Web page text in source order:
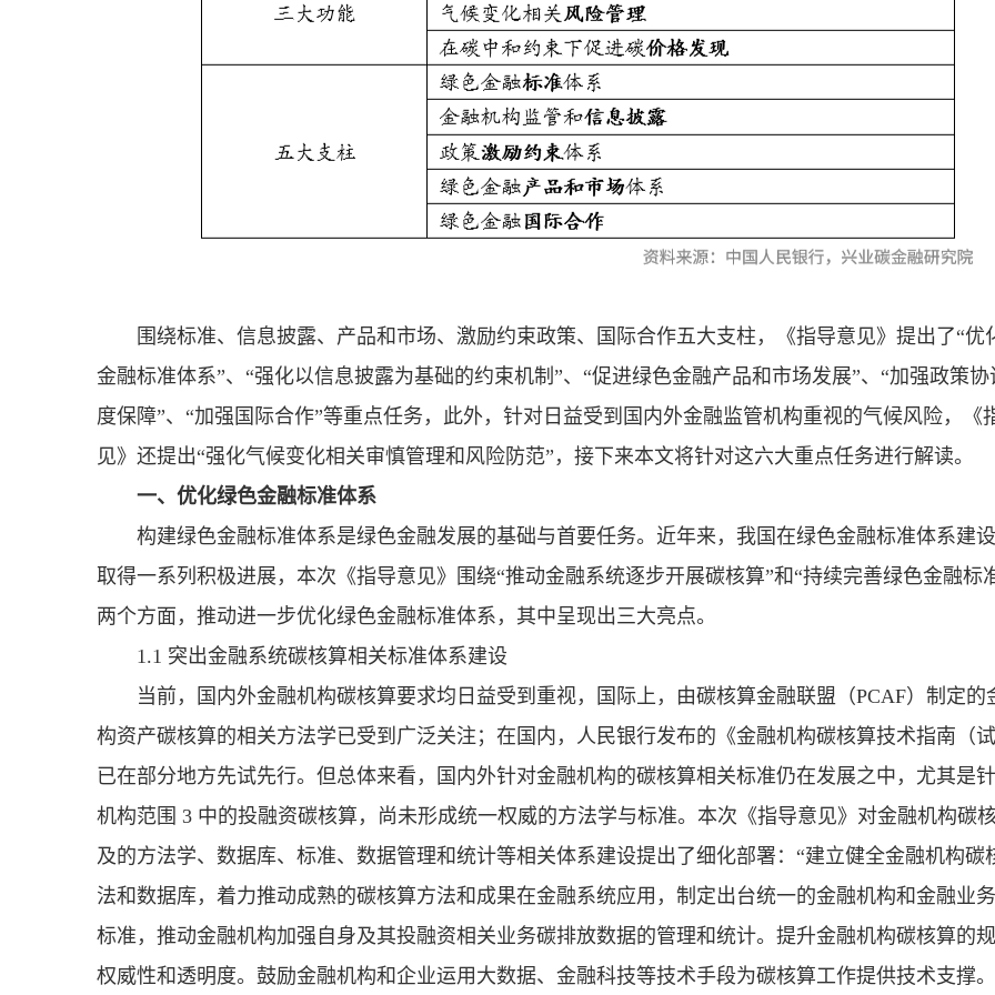
围绕标准、信息披露、产品和市场、激励约束政策、国际合作五大支柱，《指导意见》提出了“优
金融标准体系”、“强化以信息披露为基础的约束机制”、“促进绿色金融产品和市场发展”、“加强政策协
度保障”、“加强国际合作”等重点任务，此外，针对日益受到国内外金融监管机构重视的气候风险，《
见》还提出“强化气候变化相关审慎管理和风险防范”，接下来本文将针对这六大重点任务进行解读。
一、优化绿色金融标准体系
构建绿色金融标准体系是绿色金融发展的基础与首要任务。近年来，我国在绿色金融标准体系建
取得一系列积极进展，本次《指导意见》围绕“推动金融系统逐步开展碳核算”和“持续完善绿色金融标
两个方面，推动进一步优化绿色金融标准体系，其中呈现出三大亮点。
1.1 突出金融系统碳核算相关标准体系建设
当前，国内外金融机构碳核算要求均日益受到重视，国际上，由碳核算金融联盟（PCAF）制定的
构资产碳核算的相关方法学已受到广泛关注；在国内，人民银行发布的《金融机构碳核算技术指南（试
已在部分地方先试先行。但总体来看，国内外针对金融机构的碳核算相关标准仍在发展之中，尤其是
机构范围 3 中的投融资碳核算，尚未形成统一权威的方法学与标准。本次《指导意见》对金融机构碳
及的方法学、数据库、标准、数据管理和统计等相关体系建设提出了细化部署：“建立健全金融机构碳
法和数据库，着力推动成熟的碳核算方法和成果在金融系统应用，制定出台统一的金融机构和金融业
标准，推动金融机构加强自身及其投融资相关业务碳排放数据的管理和统计。提升金融机构碳核算的规
权威性和透明度。鼓励金融机构和企业运用大数据、金融科技等技术手段为碳核算工作提供技术支撑